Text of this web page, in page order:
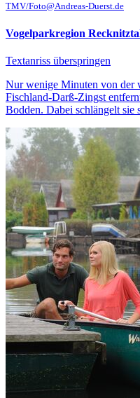
TMV/Foto@Andreas-Duerst.de
Vogelparkregion
Textanriss überspringen
Nur wenige Minuten von der
Fischland-Darß-Zingst
Bodden. Dabei schlängelt sie